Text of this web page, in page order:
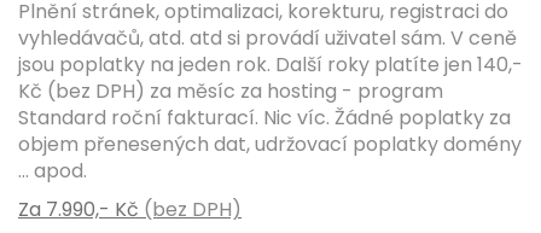
Plnění stránek, optimalizaci, korekturu, registraci do
vyhledávačů, atd. atd si provádí uživatel sám. V ceně
jsou poplatky na jeden rok. Další roky platíte jen 140,-
Kč (bez DPH) za měsíc za hosting - program
Standard roční fakturací. Nic víc. Žádné poplatky za
objem přenesených dat, udržovací poplatky domény
... apod.
Za 7.990,- Kč (bez DPH)